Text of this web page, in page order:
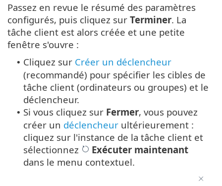
Passez en revue le résumé des paramètres
configurés, puis cliquez sur Terminer. La
tâche client est alors créée et une petite
fenêtre s'ouvre :
• Cliquez sur Créer un déclencheur
(recommandé) pour spécifier les cibles de
tâche client (ordinateurs ou groupes) et le
déclencheur.
• Si vous cliquez sur Fermer, vous pouvez
créer un déclencheur ultérieurement :
cliquez sur l'instance de la tâche client et
sélectionnez
Exécuter maintenant
dans le menu contextuel.